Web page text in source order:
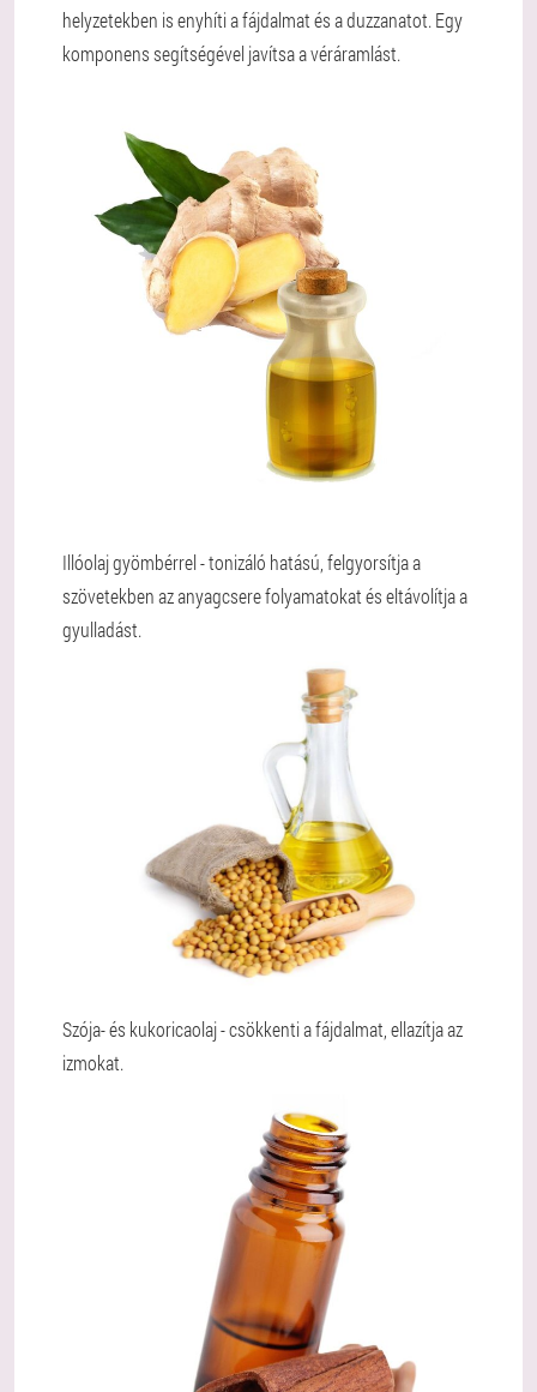
helyzetekben is enyhíti a fájdalmat és a duzzanatot. Egy
komponens segítségével javítsa a véráramlást.
Illóolaj gyömbérrel - tonizáló hatású, felgyorsítja a
szövetekben az anyagcsere folyamatokat és eltávolítja a
gyulladást.
Szója- és kukoricaolaj - csökkenti a fájdalmat, ellazítja az
izmokat.